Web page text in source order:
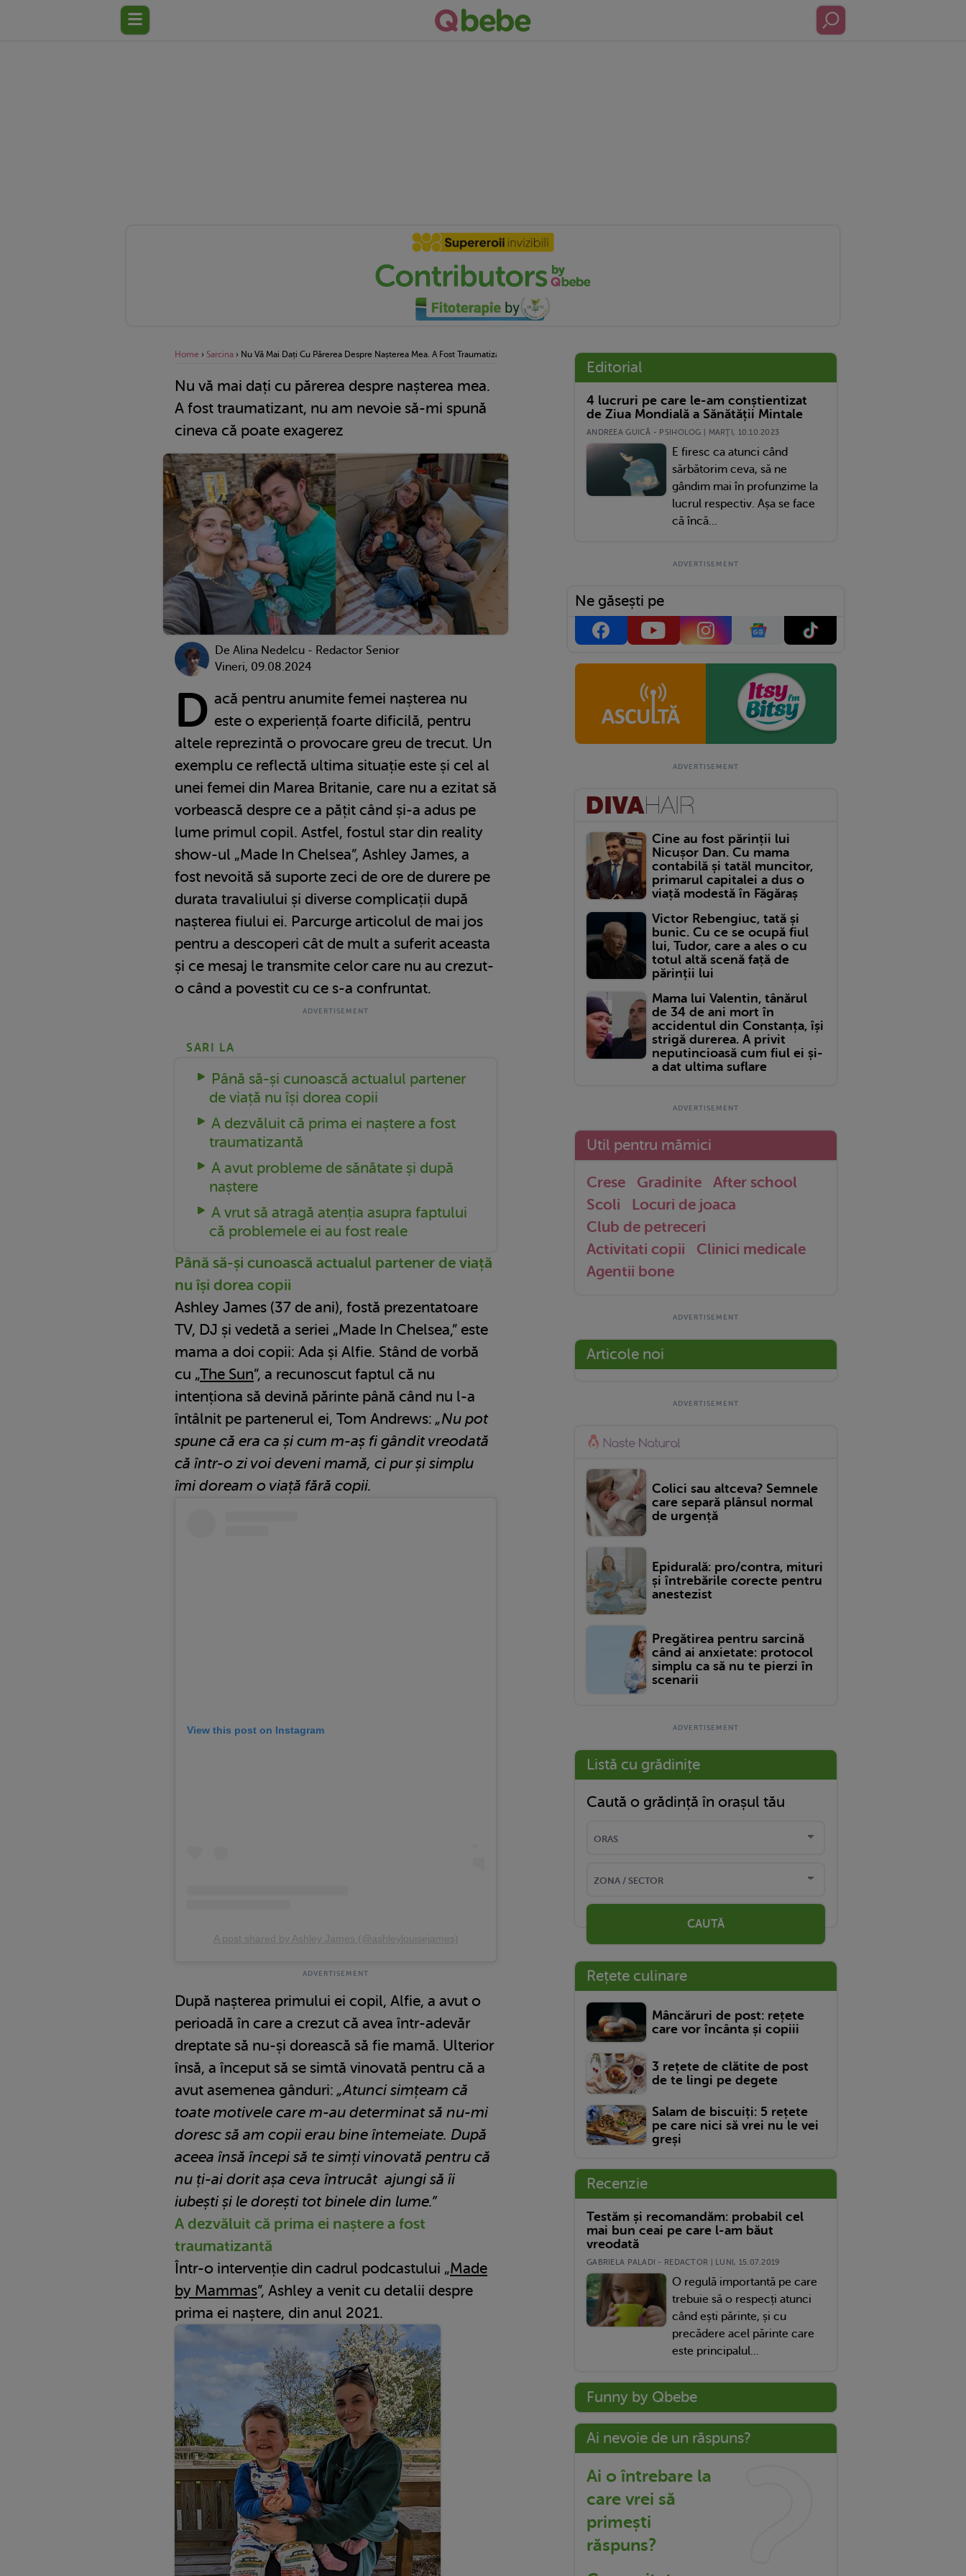
Home › Sarcina › Nu Vă Mai Dați Cu Părerea Despre Nașterea Mea. A Fost Traumatizant, Nu Am Nevoie Să-Mi Spună Cineva Că Poate Exagerez
Nu vă mai dați cu părerea despre nașterea mea.
A fost traumatizant, nu am nevoie să-mi spună
cineva că poate exagerez
De Alina Nedelcu - Redactor Senior
Vineri, 09.08.2024
D acă pentru anumite femei nașterea nu
este o experiență foarte dificilă, pentru
altele reprezintă o provocare greu de trecut. Un
exemplu ce reflectă ultima situație este și cel al
unei femei din Marea Britanie, care nu a ezitat să
vorbească despre ce a pățit când și-a adus pe
lume primul copil. Astfel, fostul star din reality
show-ul „Made In Chelsea”, Ashley James, a
fost nevoită să suporte zeci de ore de durere pe
durata travaliului și diverse complicații după
nașterea fiului ei. Parcurge articolul de mai jos
pentru a descoperi cât de mult a suferit aceasta
și ce mesaj le transmite celor care nu au crezut-
o când a povestit cu ce s-a confruntat.
SARI LA
Până să-și cunoască actualul partener
de viață nu își dorea copii
A dezvăluit că prima ei naștere a fost
traumatizantă
A avut probleme de sănătate și după
naștere
A vrut să atragă atenția asupra faptului
că problemele ei au fost reale
Până să-și cunoască actualul partener de viață
nu își dorea copii
Ashley James (37 de ani), fostă prezentatoare
TV, DJ și vedetă a seriei „Made In Chelsea,” este
mama a doi copii: Ada și Alfie. Stând de vorbă
cu „The Sun”, a recunoscut faptul că nu
intenționa să devină părinte până când nu l-a
întâlnit pe partenerul ei, Tom Andrews: „Nu pot
spune că era ca și cum m-aș fi gândit vreodată
că într-o zi voi deveni mamă, ci pur și simplu
îmi doream o viață fără copii.
View this post on Instagram
A post shared by Ashley James (@ashleylouisejames)
După nașterea primului ei copil, Alfie, a avut o
perioadă în care a crezut că avea într-adevăr
dreptate să nu-și dorească să fie mamă. Ulterior
însă, a început să se simtă vinovată pentru că a
avut asemenea gânduri: „Atunci simțeam că
toate motivele care m-au determinat să nu-mi
doresc să am copii erau bine întemeiate. După
aceea însă începi să te simți vinovată pentru că
nu ți-ai dorit așa ceva întrucât ajungi să îi
iubești și le dorești tot binele din lume.”
A dezvăluit că prima ei naștere a fost
traumatizantă
Într-o intervenție din cadrul podcastului „Made
by Mammas”, Ashley a venit cu detalii despre
prima ei naștere, din anul 2021.
Editorial
4 lucruri pe care le-am conștientizat
de Ziua Mondială a Sănătății Mintale
ANDREEA GUICĂ - PSIHOLOG | MARŢI, 10.10.2023
E firesc ca atunci când
sărbătorim ceva, să ne
gândim mai în profunzime la
lucrul respectiv. Așa se face
că încă...
Ne găsești pe
Cine au fost părinții lui
Nicușor Dan. Cu mama
contabilă și tatăl muncitor,
primarul capitalei a dus o
viață modestă în Făgăraș
Victor Rebengiuc, tată și
bunic. Cu ce se ocupă fiul
lui, Tudor, care a ales o cu
totul altă scenă față de
părinții lui
Mama lui Valentin, tânărul
de 34 de ani mort în
accidentul din Constanța, își
strigă durerea. A privit
neputincioasă cum fiul ei și-
a dat ultima suflare
Util pentru mămici
Crese Gradinite
After school
Scoli
Locuri de joaca
Club de petreceri
Activitati copii
Clinici medicale
Agentii bone
Articole noi
Colici sau altceva? Semnele
care separă plânsul normal
de urgență
Epidurală: pro/contra, mituri
și întrebările corecte pentru
anestezist
Pregătirea pentru sarcină
când ai anxietate: protocol
simplu ca să nu te pierzi în
scenarii
Listă cu grădinițe
Caută o grădință în orașul tău
CAUTĂ
Rețete culinare
Mâncăruri de post: rețete
care vor încânta și copiii
3 rețete de clătite de post
de te lingi pe degete
Salam de biscuiți: 5 rețete
pe care nici să vrei nu le vei
greși
Recenzie
Testăm și recomandăm: probabil cel
mai bun ceai pe care l-am băut
vreodată
GABRIELA PALADI - REDACTOR | LUNI, 15.07.2019
O regulă importantă pe care
trebuie să o respecți atunci
când ești părinte, și cu
precădere acel părinte care
este principalul...
Funny by Qbebe
Ai nevoie de un răspuns?
Ai o întrebare la
care vrei să
primești
răspuns?